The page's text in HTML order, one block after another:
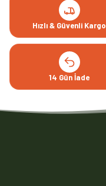
Hızlı & Güvenli Kargo
14 Gün İade